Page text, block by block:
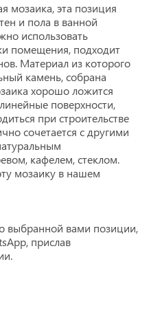
мозаика, эта позиция
и пола в ванной
использовать
помещения, подходит
Материал из которого
камень, собрана
хорошо ложится
поверхности,
при строительстве
сочетается с другими
кафелем, стеклом.
мозаику в нашем
выбранной вами позиции,
прислав